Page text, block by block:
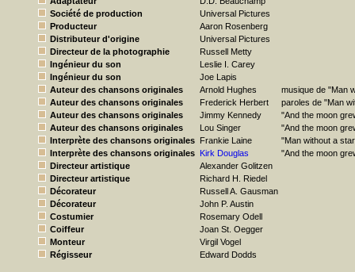
Société de production
Universal Pictures
Producteur
Aaron Rosenberg
Distributeur d'origine
Universal Pictures
Directeur de la photographie
Russell Metty
Ingénieur du son
Leslie I. Carey
Ingénieur du son
Joe Lapis
Auteur des chansons originales
Arnold Hughes
musique de "Man
Auteur des chansons originales
Frederick Herbert
paroles de "Man
Auteur des chansons originales
Jimmy Kennedy
"And the moon
Auteur des chansons originales
Lou Singer
"And the moon
Interprète des chansons originales Frankie Laine
"Man without a
Interprète des chansons originales Kirk Douglas
"And the moon
Directeur artistique
Alexander Golitzen
Directeur artistique
Richard H. Riedel
Décorateur
Russell A. Gausman
Décorateur
John P. Austin
Costumier
Rosemary Odell
Coiffeur
Joan St. Oegger
Monteur
Virgil Vogel
Régisseur
Edward Dodds